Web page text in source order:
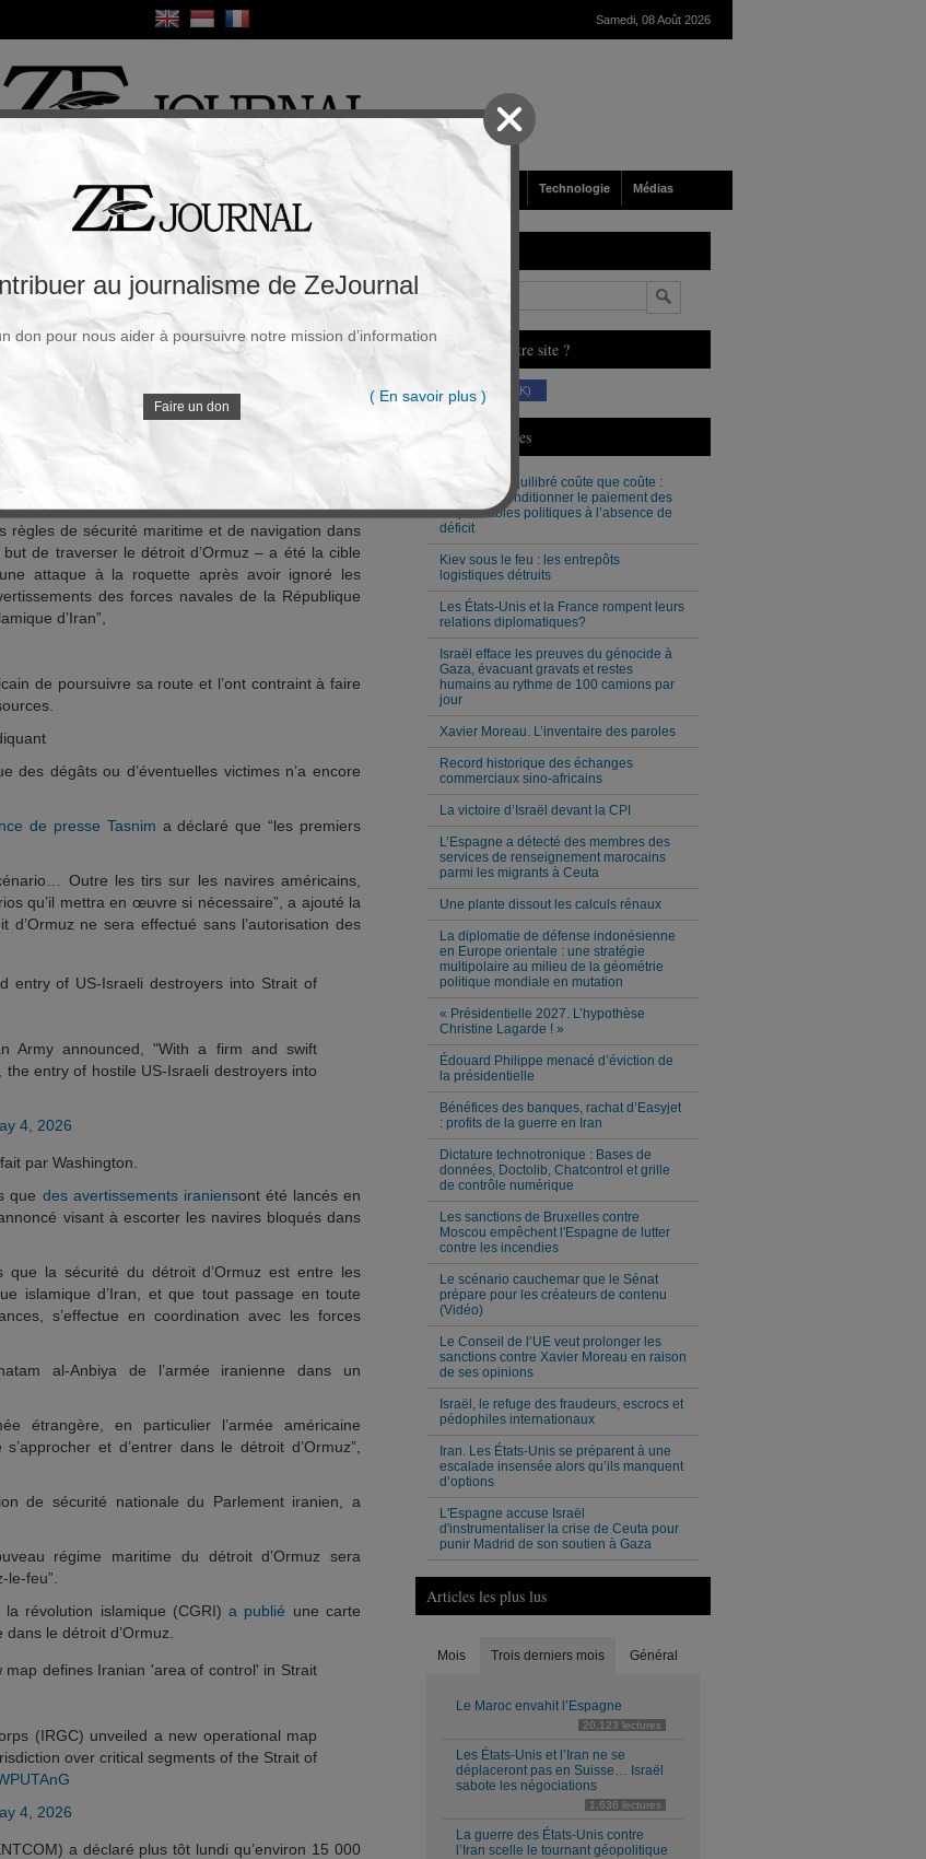
Samedi, 08 Août 2026
Religion Sport France / Europe Société Technologie Médias
américaine qui tentait de
Souscrire à la newsletter
forces iraniennes ont tiré deux missiles sur une
de la marine américaine qui tentait de
le détroit d’Ormuz le 4 mai, a rapporté
frégate – qui naviguait lundi près de Jask, violant
règles de sécurité maritime et de navigation dans
but de traverser le détroit d’Ormuz – a été la cible
attaque à la roquette après avoir ignoré les
des forces navales de la République
d’Iran”,
de poursuivre sa route et l’ont contraint à faire
des dégâts ou d’éventuelles victimes n’a encore
de presse Tasnim a déclaré que “les premiers
Outre les tirs sur les navires américains,
qu’il mettra en œuvre si nécessaire”, a ajouté la
d’Ormuz ne sera effectué sans l’autorisation des
entry of US-Israeli destroyers into Strait of
Army announced, "With a firm and swift
entry of hostile US-Israeli destroyers into
4, 2026
par Washington.
que des avertissements iraniensont été lancés en
visant à escorter les navires bloqués dans
que la sécurité du détroit d’Ormuz est entre les
islamique d’Iran, et que tout passage en toute
s’effectue en coordination avec les forces
al-Anbiya de l’armée iranienne dans un
étrangère, en particulier l’armée américaine
et d’entrer dans le détroit d’Ormuz”,
de sécurité nationale du Parlement iranien, a
régime maritime du détroit d’Ormuz sera
feu”.
révolution islamique (CGRI)a publié une carte
le détroit d’Ormuz.
defines Iranian 'area of control' in Strait
(IRGC) unveiled a new operational map
over critical segments of the Strait of
4, 2026
a déclaré plus tôt lundi qu’environ 15 000
Vous aimez notre site ?
(230 K)
Derniers Articles
Un budget équilibré coûte que coûte :
Milei veut conditionner le paiement des
responsables politiques à l’absence de
déficit
Kiev sous le feu : les entrepôts
logistiques détruits
Les États-Unis et la France rompent leurs
relations diplomatiques?
Israël efface les preuves du génocide à
Gaza, évacuant gravats et restes
humains au rythme de 100 camions par
jour
Xavier Moreau. L’inventaire des paroles
Record historique des échanges
commerciaux sino-africains
La victoire d’Israël devant la CPI
L’Espagne a détecté des membres des
services de renseignement marocains
parmi les migrants à Ceuta
Une plante dissout les calculs rénaux
La diplomatie de défense indonésienne
en Europe orientale : une stratégie
multipolaire au milieu de la géométrie
politique mondiale en mutation
« Présidentielle 2027. L’hypothèse
Christine Lagarde ! »
Édouard Philippe menacé d’éviction de
la présidentielle
Bénéfices des banques, rachat d’Easyjet
: profits de la guerre en Iran
Dictature technotronique : Bases de
données, Doctolib, Chatcontrol et grille
de contrôle numérique
Les sanctions de Bruxelles contre
Moscou empêchent l'Espagne de lutter
contre les incendies
Le scénario cauchemar que le Sénat
prépare pour les créateurs de contenu
(Vidéo)
Le Conseil de l’UE veut prolonger les
sanctions contre Xavier Moreau en raison
de ses opinions
Israël, le refuge des fraudeurs, escrocs et
pédophiles internationaux
Iran. Les États-Unis se préparent à une
escalade insensée alors qu’ils manquent
d’options
L'Espagne accuse Israël
d'instrumentaliser la crise de Ceuta pour
punir Madrid de son soutien à Gaza
Articles les plus lus
Mois Trois derniers mois Général
Le Maroc envahit l’Espagne
20,123 lectures
Les États-Unis et l’Iran ne se
déplaceront pas en Suisse… Israël
sabote les négociations
1,636 lectures
La guerre des États-Unis contre
l’Iran scelle le tournant géopolitique
au journalisme de ZeJournal
don pour nous aider à poursuivre notre mission d’information
Faire un don
( En savoir plus )